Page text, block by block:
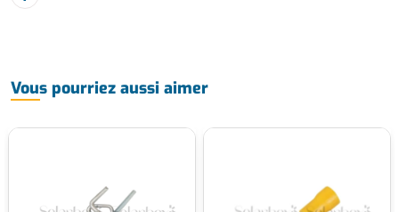
Vous pourriez aussi aimer